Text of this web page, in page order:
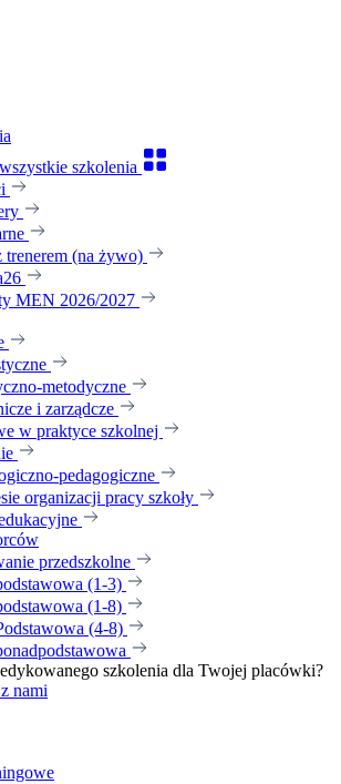
szkolenia
trenerem (na żywo)
MEN 2026/2027
metodyczne
i zarządcze
w praktyce szkolnej
pedagogiczne
organizacji pracy szkoły
przedszkolne
(1-3)
(1-8)
(4-8)
szkolenia dla Twojej placówki?
nami